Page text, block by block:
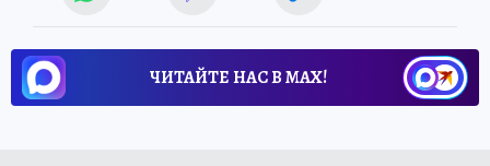
ЧИТАЙТЕ НАС В МАХ!